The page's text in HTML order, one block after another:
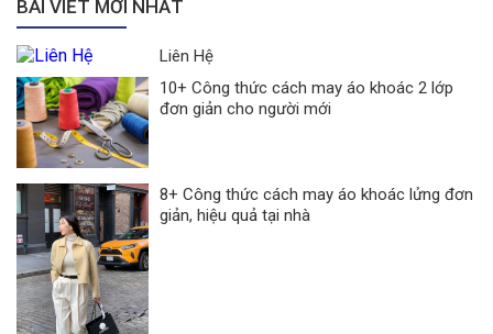
BÀI VIẾT MỚI NHẤT
Liên Hệ
10+ Công thức cách may áo khoác 2 lớp
đơn giản cho người mới
8+ Công thức cách may áo khoác lửng đơn
giản, hiệu quả tại nhà